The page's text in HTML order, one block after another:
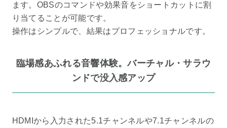
ます。OBSのコマンドや効果音をショートカットに割
り当てることが可能です。
操作はシンプルで、結果はプロフェッショナルです。
臨場感あふれる音響体験。バーチャル・サラウ
ンドで没入感アップ
HDMIから入力された5.1チャンネルや7.1チャンネルの